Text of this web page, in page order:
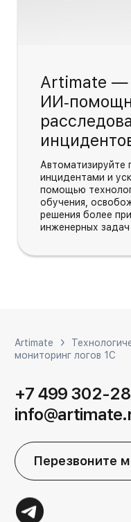
Artimate —
Автоматизируйте
инцидентами и
помощью
обучения,
решения более
инженерных задач
Artimate
мониторинг логов 1С
+7 499 302-
Перезвоните